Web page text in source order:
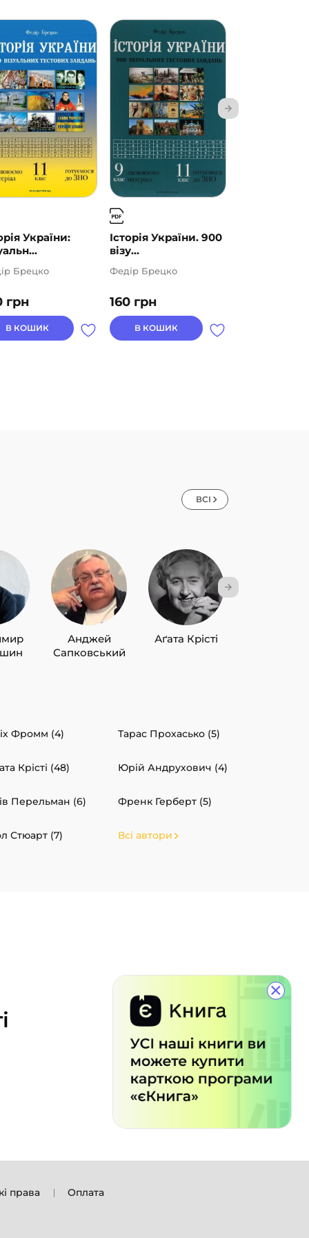
×
України:
грн
Брецко
В КОШИК
Історія України. 900
візу...
160 грн
Федір Брецко
В КОШИК
ВСІ
Анджей
Сапковський
Аґата Крісті
Фромм (4) Тарас Прохасько (5)
Крісті (48) Юрій Андрухович (4)
Перельман (6) Френк Герберт (5)
Стюарт (7) Всі автори
права Оплата